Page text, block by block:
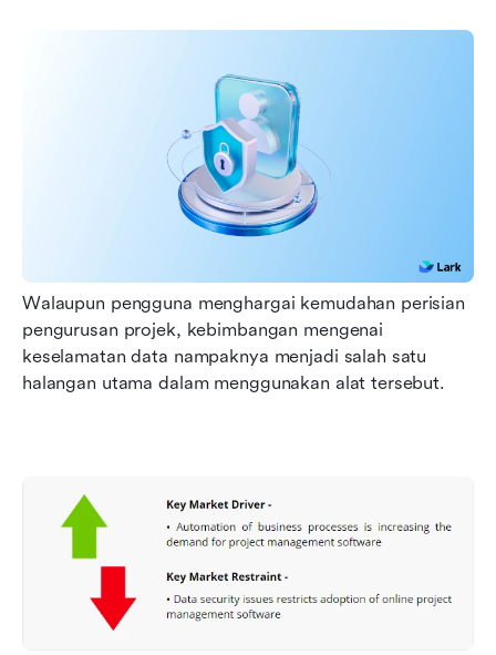
Walaupun pengguna menghargai kemudahan perisian
pengurusan projek, kebimbangan mengenai
keselamatan data nampaknya menjadi salah satu
halangan utama dalam menggunakan alat tersebut.